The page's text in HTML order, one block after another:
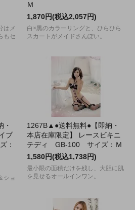
はメ
もセ
Ｍ
1,870円(税込2,057円)
白×黒のカラーリングと、ひらひら
スカートがメイドさんぽい。
ブ
：
ショ
1267B▲●送料無料●【即納・
本店在庫限定】 レースビキニ
テディ GB-100 サイズ：Ｍ
1,580円(税込1,738円)
最小限の面積だけを残し、大胆に肌
を見せるオールインワン。